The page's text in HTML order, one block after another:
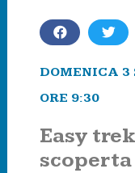
DOMENICA 3
ORE 9:30
Easy